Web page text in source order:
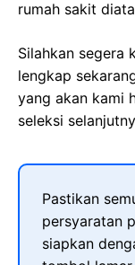
rumah sakit
Silahkan segera
lengkap
yang akan kami
seleksi
Pastikan
persyaratan
siapkan